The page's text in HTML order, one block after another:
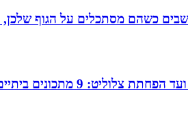
כשהם מסתכלים על הגוף
למוצרי קוסמטיקה שתוכלו בזול ובמהירות!